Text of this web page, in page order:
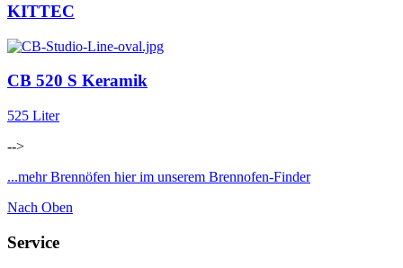
KITTEC
CB 520 S Keramik
525 Liter
-->
...mehr Brennöfen hier im unserem Brennofen-Finder
Nach Oben
Service